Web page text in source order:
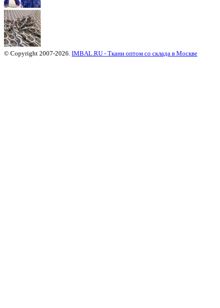
© Copyright 2007-2026. IMBAL.RU - Ткани оптом со склада в Москве